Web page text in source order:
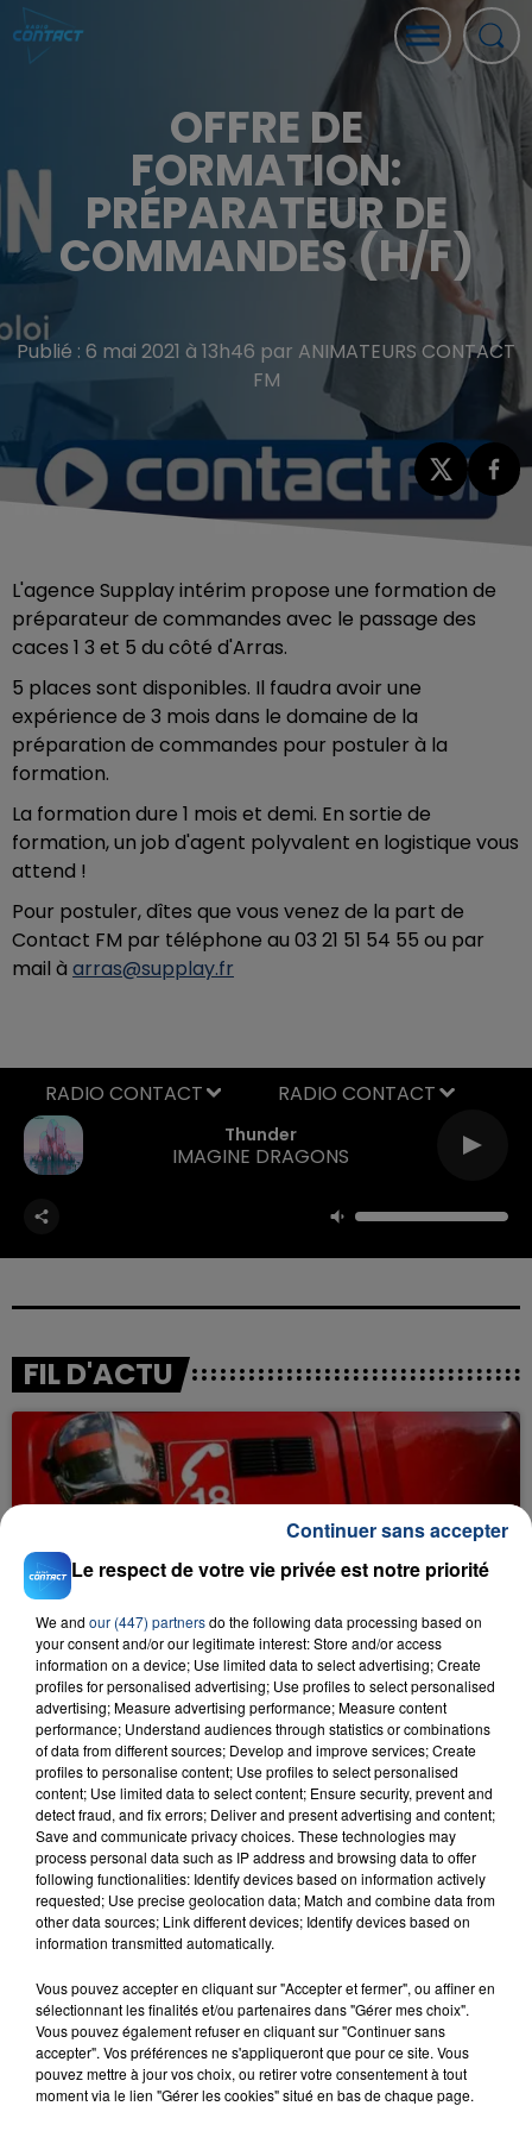
OFFRE DE
FORMATION:
PRÉPARATEUR DE
COMMANDES (H/F)
Publié : 6 mai 2021 à 13h46 par ANIMATEURS CONTACT
FM
L'agence Supplay intérim propose une formation de
préparateur de commandes avec le passage des
caces 1 3 et 5 du côté d'Arras.
5 places sont disponibles. Il faudra avoir une
expérience de 3 mois dans le domaine de la
préparation de commandes pour postuler à la
formation.
La formation dure 1 mois et demi. En sortie de
formation, un job d'agent polyvalent en logistique vous
attend !
Pour postuler, dîtes que vous venez de la part de
Contact FM par téléphone au 03 21 51 54 55 ou par
mail à arras@supplay.fr
Thunder
IMAGINE DRAGONS
RADIO CONTACT
FIL D'ACTU
23 juillet 2026
INCENDIE MORTEL À LENS : UNE FEMME ET
SON BÉBÉ ENTRE LA VIE ET LA...
Un homme s'est immolé par le feu après avoir
aspergé sa compagne et leur bébé de trois mois
d'un liquide inflammable.
20 juillet 2026
UNE ADOLESCENTE DEVANT SE FAIRE
OPÉRER DE LA CHEVILLE RESSORT DE LA...
La famille a porté plainte contre la clinique qui a
reconnu sa responsabilité et présenté ses
excuses.
TITRES DIFFUSÉS
Le respect de votre vie privée est notre priorité
We and our (447) partnersdo the following data processing based on
your consent and/or our legitimate interest: Store and/or access
information on a device; Use limited data to select advertising; Create
profiles for personalised advertising; Use profiles to select personalised
advertising; Measure advertising performance; Measure content
performance; Understand audiences through statistics or combinations
of data from different sources; Develop and improve services; Create
profiles to personalise content; Use profiles to select personalised
content; Use limited data to select content; Ensure security, prevent and
detect fraud, and fix errors; Deliver and present advertising and content;
Save and communicate privacy choices. These technologies may
process personal data such as IP address and browsing data to offer
following functionalities: Identify devices based on information actively
requested; Use precise geolocation data; Match and combine data from
other data sources; Link different devices; Identify devices based on
information transmitted automatically.
Vous pouvez accepter en cliquant sur "Accepter et fermer", ou affiner en
sélectionnant les finalités et/ou partenaires dans "Gérer mes choix".
Vous pouvez également refuser en cliquant sur "Continuer sans
accepter". Vos préférences ne s'appliqueront que pour ce site. Vous
pouvez mettre à jour vos choix, ou retirer votre consentement à tout
moment via le lien "Gérer les cookies" situé en bas de chaque page.
Continuer sans accepter